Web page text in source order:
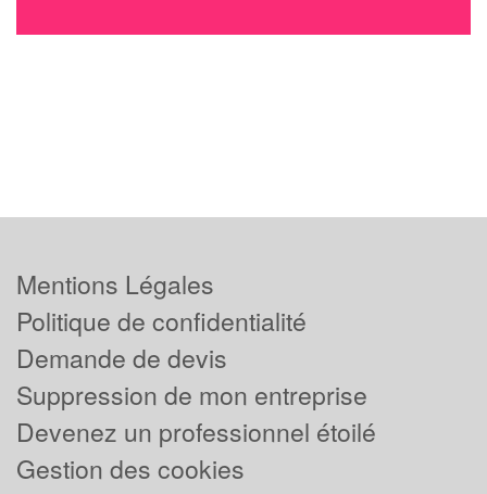
Mentions Légales
Politique de confidentialité
Demande de devis
Suppression de mon entreprise
Devenez un professionnel étoilé
Gestion des cookies